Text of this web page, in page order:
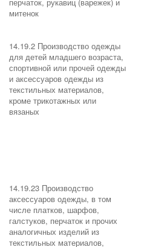
митенок
14.19.2 Производство одежды
для детей младшего возраста,
спортивной или прочей одежды
и аксессуаров одежды из
текстильных материалов,
кроме трикотажных или
вязаных
14.19.23 Производство
аксессуаров одежды, в том
числе платков, шарфов,
галстуков, перчаток и прочих
аналогичных изделий из
текстильных материалов,